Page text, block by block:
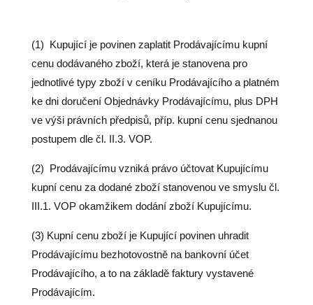
(1) Kupující je povinen zaplatit Prodávajícímu kupní
cenu dodávaného zboží, která je stanovena pro
jednotlivé typy zboží v ceníku Prodávajícího a platném
ke dni doručení Objednávky Prodávajícímu, plus DPH
ve výši právních předpisů, příp. kupní cenu sjednanou
postupem dle čl. II.3. VOP.
(2) Prodávajícímu vzniká právo účtovat Kupujícímu
kupní cenu za dodané zboží stanovenou ve smyslu čl.
III.1. VOP okamžikem dodání zboží Kupujícímu.
(3) Kupní cenu zboží je Kupující povinen uhradit
Prodávajícímu bezhotovostně na bankovní účet
Prodávajícího, a to na základě faktury vystavené
Prodávajícím.